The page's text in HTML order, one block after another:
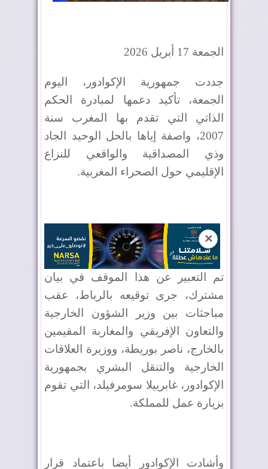
الجمعة 17 أبريل 2026
جددت جمهورية الإكوادور، اليوم
الجمعة، تأكيد دعمها لمبادرة الحكم
الذاتي التي تقدم بها المغرب سنة
2007، واصفة إياها بالحل الوحيد الجاد
وذي المصداقية والواقعي للنزاع
الإقليمي حول الصحراء المغربية.
✕
تم التعبير عن هذا الموقف في بيان
مشترك، جرى توقيعه بالرباط، عقب
مباحثات بين وزير الشؤون الخارجية
والتعاون الإفريقي والمغاربة المقيمين
بالخارج، ناصر بوريطة، ووزيرة العلاقات
الخارجية والتنقل البشري بجمهورية
الإكوادور، غابرييلا سومرفيلد، التي تقوم
بزيارة عمل للمملكة.
وأشادت الإكوادور أيضا باعتماد قرار